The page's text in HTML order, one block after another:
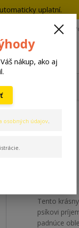
uplatní.
+421 908 198 133
Tento
psíkovi
padnúce
nákup, ako aj
osobných údajov.